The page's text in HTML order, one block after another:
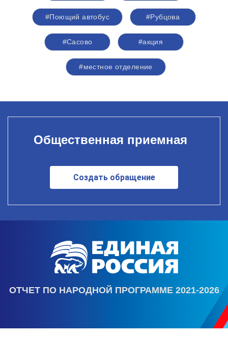
#Поющий автобус #Рубцова
#Сасово #акция
#местное отделение
Общественная приемная
Создать обращение
ОТЧЕТ ПО НАРОДНОЙ ПРОГРАММЕ 2021-2026